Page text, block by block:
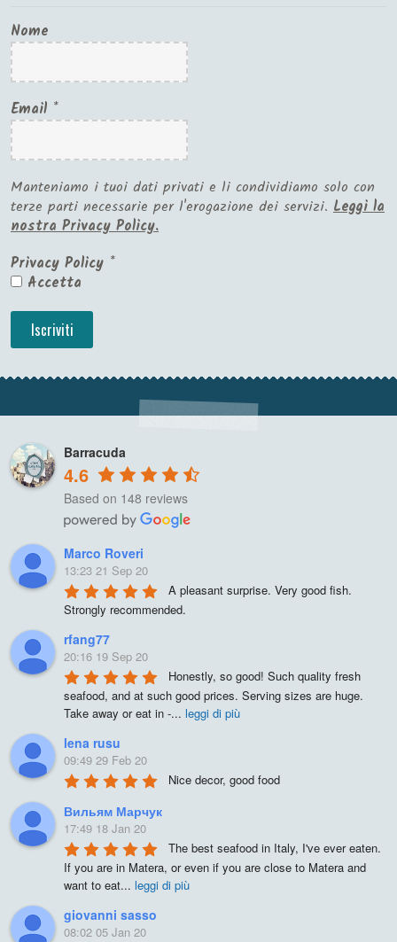
Nome
Email *
Manteniamo i tuoi dati privati e li condividiamo solo con
terze parti necessarie per l'erogazione dei servizi. Leggi la
nostra Privacy Policy.
Privacy Policy *
Accetta
Barracuda
4.6
Based on 148 reviews
Marco Roveri
13:23 21 Sep 20
A pleasant surprise. Very good fish.
Strongly recommended.
rfang77
20:16 19 Sep 20
Honestly, so good! Such quality fresh
seafood, and at such good prices. Serving sizes are huge.
Take away or eat in -... leggi di più
lena rusu
09:49 29 Feb 20
Nice decor, good food
Вильям Марчук
17:49 18 Jan 20
The best seafood in Italy, I've ever eaten.
If you are in Matera, or even if you are close to Matera and
want to eat... leggi di più
giovanni sasso
08:02 05 Jan 20